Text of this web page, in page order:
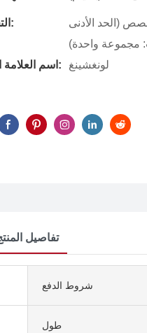
التخصيص:
(الحد الأدنى
مجموعة واحدة)
اسم العلامة التجارية:
لونغشينغ
تفاصيل
شروط الدفع
طول